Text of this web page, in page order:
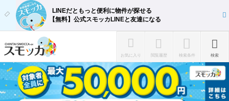
LINEだともっと便利に物件が探せる
【無料】公式スモッカLINEと友達になる
お気に入り 閲覧履歴 検索条件 検索